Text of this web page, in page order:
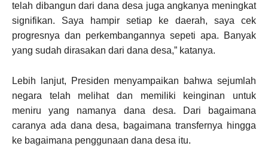
telah dibangun dari dana desa juga angkanya meningkat
signifikan. Saya hampir setiap ke daerah, saya cek
progresnya dan perkembangannya sepeti apa. Banyak
yang sudah dirasakan dari dana desa,” katanya.
Lebih lanjut, Presiden menyampaikan bahwa sejumlah
negara telah melihat dan memiliki keinginan untuk
meniru yang namanya dana desa. Dari bagaimana
caranya ada dana desa, bagaimana transfernya hingga
ke bagaimana penggunaan dana desa itu.